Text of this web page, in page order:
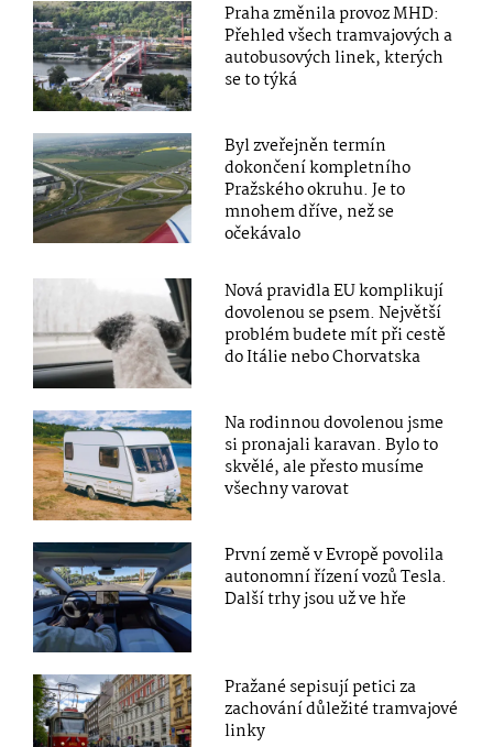
Praha změnila provoz MHD:
Přehled všech tramvajových a
autobusových linek, kterých
se to týká
Byl zveřejněn termín
dokončení kompletního
Pražského okruhu. Je to
mnohem dříve, než se
očekávalo
Nová pravidla EU komplikují
dovolenou se psem. Největší
problém budete mít při cestě
do Itálie nebo Chorvatska
Na rodinnou dovolenou jsme
si pronajali karavan. Bylo to
skvělé, ale přesto musíme
všechny varovat
První země v Evropě povolila
autonomní řízení vozů Tesla.
Další trhy jsou už ve hře
Pražané sepisují petici za
zachování důležité tramvajové
linky